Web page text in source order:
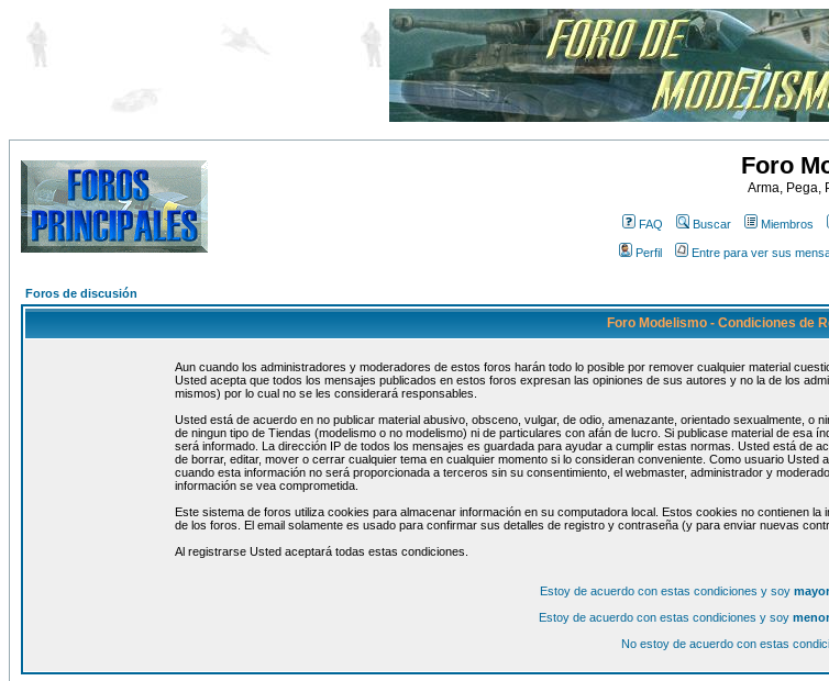
Foro
Arma, Pega,
FAQ Buscar Miembros
Perfil Entre para ver sus
Foros de discusión
Foro Modelismo - Condiciones de
Aun cuando los administradores y moderadores de estos foros harán todo lo posible por remover cualquier material
Usted acepta que todos los mensajes publicados en estos foros expresan las opiniones de sus autores y no la de los
mismos) por lo cual no se les considerará responsables.
Usted está de acuerdo en no publicar material abusivo, obsceno, vulgar, de odio, amenazante, orientado sexualmente, o
de ningun tipo de Tiendas (modelismo o no modelismo) ni de particulares con afán de lucro. Si publicase material de
será informado. La dirección IP de todos los mensajes es guardada para ayudar a cumplir estas normas. Usted está de
de borrar, editar, mover o cerrar cualquier tema en cualquier momento si lo consideran conveniente. Como usuario
cuando esta información no será proporcionada a terceros sin su consentimiento, el webmaster, administrador y
información se vea comprometida.
Este sistema de foros utiliza cookies para almacenar información en su computadora local. Estos cookies no contienen
de los foros. El email solamente es usado para confirmar sus detalles de registro y contraseña (y para enviar nuevas
Al registrarse Usted aceptará todas estas condiciones.
Estoy de acuerdo con estas condiciones y soy mayor
Estoy de acuerdo con estas condiciones y soy menor
No estoy de acuerdo con estas